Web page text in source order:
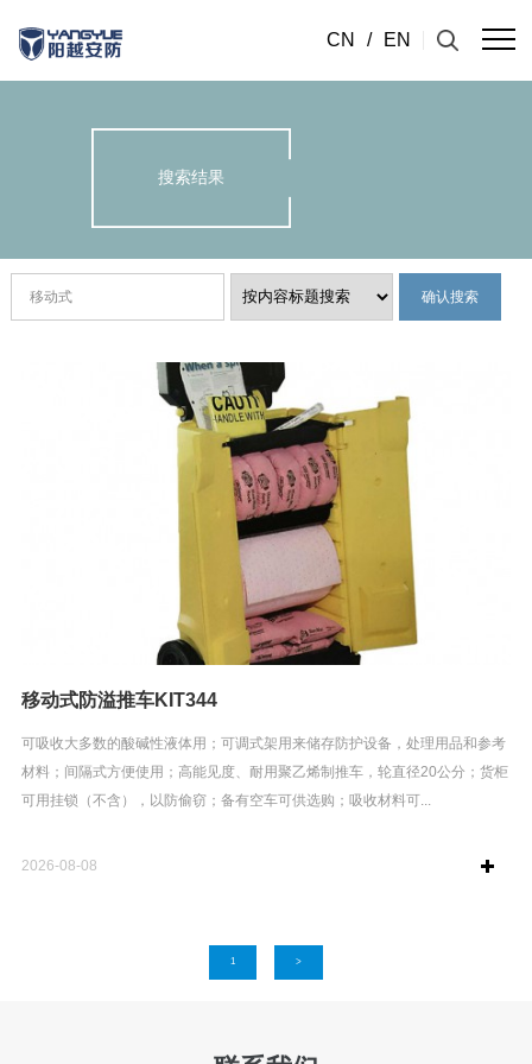
CN / EN
搜索结果
移动式防溢推车KIT344
可吸收大多数的酸碱性液体用；可调式架用来储存防护设备，处理用品和参考
材料；间隔式方便使用；高能见度、耐用聚乙烯制推车，轮直径20公分；货柜
可用挂锁（不含），以防偷窃；备有空车可供选购；吸收材料可...
2026-08-08
1 >